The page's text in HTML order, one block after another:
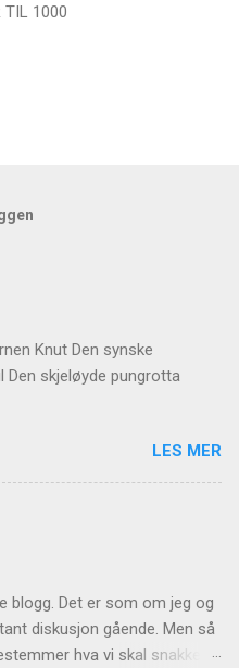
TIL 1000
Knut Den synske
Den skjeløyde pungrotta
LES MER
blogg. Det er som om jeg og
diskusjon gående. Men så
hva vi skal snakke